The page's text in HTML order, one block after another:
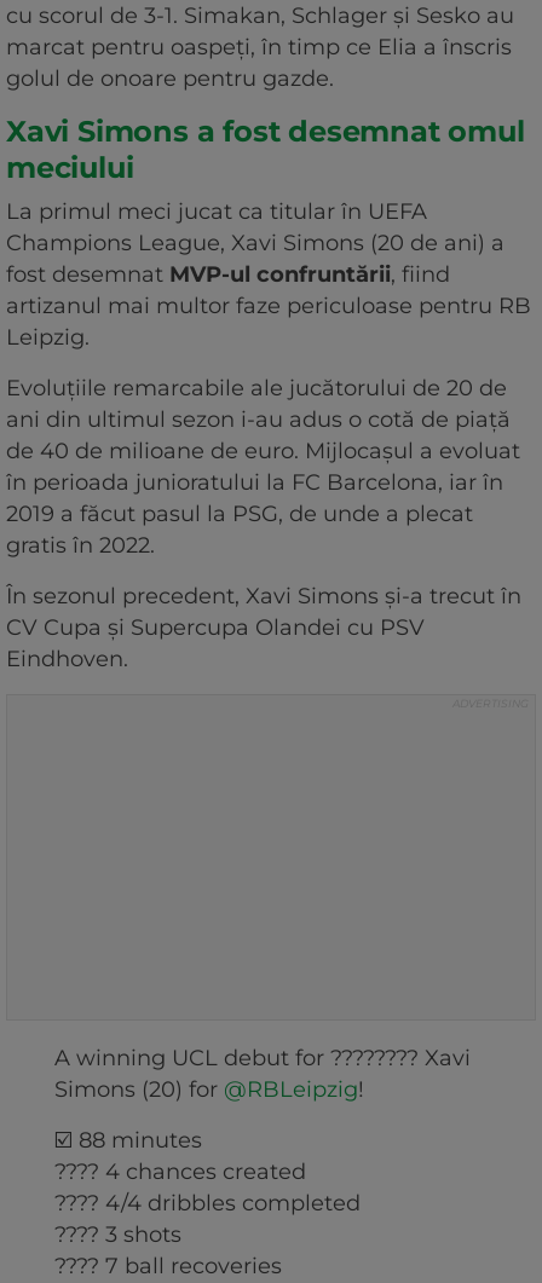
cu scorul de 3-1. Simakan, Schlager și Sesko au
marcat pentru oaspeți, în timp ce Elia a înscris
golul de onoare pentru gazde.
Xavi Simons a fost desemnat omul
meciului
La primul meci jucat ca titular în UEFA
Champions League, Xavi Simons (20 de ani) a
fost desemnat MVP-ul confruntării, fiind
artizanul mai multor faze periculoase pentru RB
Leipzig.
Evoluțiile remarcabile ale jucătorului de 20 de
ani din ultimul sezon i-au adus o cotă de piață
de 40 de milioane de euro. Mijlocașul a evoluat
în perioada junioratului la FC Barcelona, iar în
2019 a făcut pasul la PSG, de unde a plecat
gratis în 2022.
În sezonul precedent, Xavi Simons și-a trecut în
CV Cupa și Supercupa Olandei cu PSV
Eindhoven.
A winning UCL debut for ???????? Xavi
Simons (20) for @RBLeipzig!
☑️ 88 minutes
???? 4 chances created
???? 4/4 dribbles completed
???? 3 shots
???? 7 ball recoveries